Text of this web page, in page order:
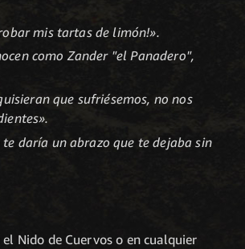
mis tartas de limón!».
como Zander "el Panadero",
que sufriésemos, no nos
daría un abrazo que te dejaba sin
el Nido de Cuervos o en cualquier